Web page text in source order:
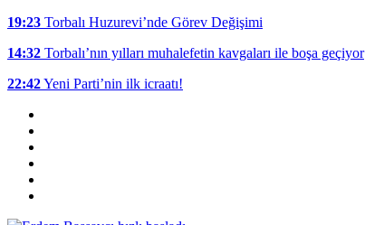
19:23 Torbalı Huzurevi’nde Görev Değişimi
14:32 Torbalı’nın yılları muhalefetin kavgaları ile boşa geçiyor
22:42Yeni Parti’nin ilk icraatı!